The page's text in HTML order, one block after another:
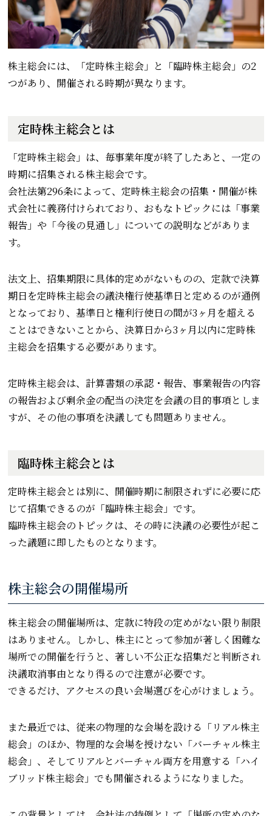
株主総会には、「定時株主総会」と「臨時株主総会」の2
つがあり、開催される時期が異なります。
定時株主総会とは
「定時株主総会」は、毎事業年度が終了したあと、一定の
時期に招集される株主総会です。
会社法第296条によって、定時株主総会の招集・開催が株
式会社に義務付けられており、おもなトピックには「事業
報告」や「今後の見通し」についての説明などがありま
す。
法文上、招集期限に具体的定めがないものの、定款で決算
期日を定時株主総会の議決権行使基準日と定めるのが通例
となっており、基準日と権利行使日の間が3ヶ月を超える
ことはできないことから、決算日から3ヶ月以内に定時株
主総会を招集する必要があります。
定時株主総会は、計算書類の承認・報告、事業報告の内容
の報告および剰余金の配当の決定を会議の目的事項としま
すが、その他の事項を決議しても問題ありません。
臨時株主総会とは
定時株主総会とは別に、開催時期に制限されずに必要に応
じて招集できるのが「臨時株主総会」です。
臨時株主総会のトピックは、その時に決議の必要性が起こ
った議題に即したものとなります。
株主総会の開催場所
株主総会の開催場所は、定款に特段の定めがない限り制限
はありません。しかし、株主にとって参加が著しく困難な
場所での開催を行うと、著しい不公正な招集だと判断され
決議取消事由となり得るので注意が必要です。
できるだけ、アクセスの良い会場選びを心がけましょう。
また最近では、従来の物理的な会場を設ける「リアル株主
総会」のほか、物理的な会場を授けない「バーチャル株主
総会」、そしてリアルとバーチャル両方を用意する「ハイ
ブリッド株主総会」でも開催されるようになりました。